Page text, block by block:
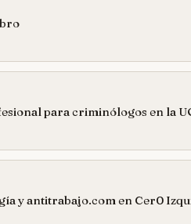
para criminólogos en la
y antitrabajo.com en Cer0